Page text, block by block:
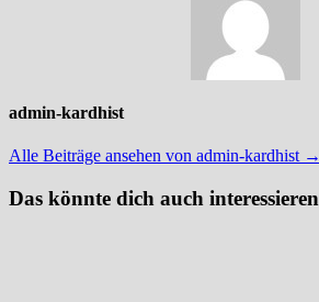
admin-kardhist
Alle Beiträge ansehen von admin-kardhist →
Das könnte dich auch interessieren